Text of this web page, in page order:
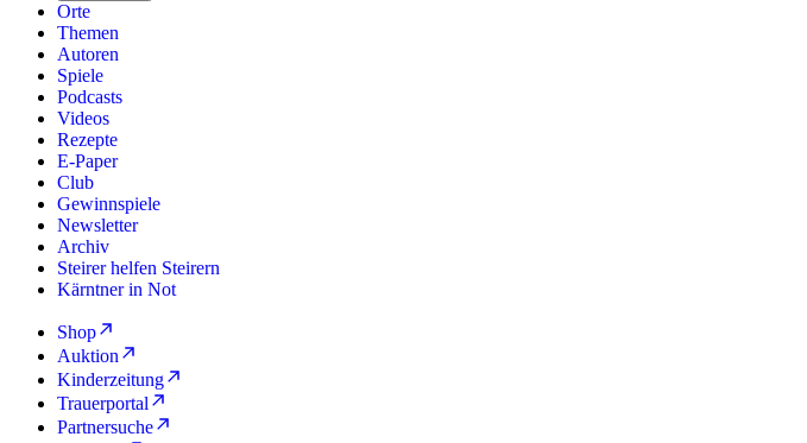
Orte
Themen
Autoren
Spiele
Podcasts
Videos
Rezepte
E-Paper
Club
Gewinnspiele
Newsletter
Archiv
Steirer helfen Steirern
Kärntner in Not
Shop
Auktion
Kinderzeitung
Trauerportal
Partnersuche